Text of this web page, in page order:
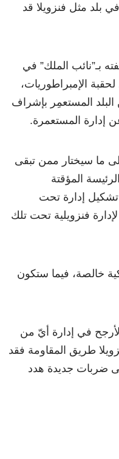
مثل فنزويلا قد
بـ”نائب الملك” في
الإمبراطوريات،
المستعمِر بإشراف
إدارة المستعمرة.
ما سيختار ممن تبقى
المؤقتة
تشكيل إدارة تحت
فنزويلية تحت تلك
خالصة، فيما ستكون
في إدارة أيّ من
طريق المقاومة فقد
ضربات جديدة هدد